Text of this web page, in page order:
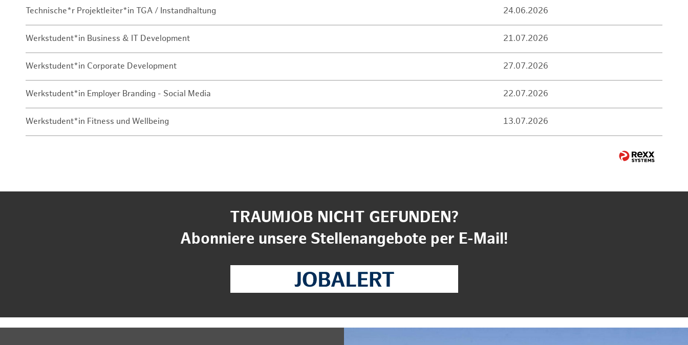
Technische*r Projektleiter*in TGA / Instandhaltung 24.06.2026
Werkstudent*in Business & IT Development 21.07.2026
Werkstudent*in Corporate Development 27.07.2026
Werkstudent*in Employer Branding - Social Media 22.07.2026
Werkstudent*in Fitness und Wellbeing 13.07.2026
TRAUMJOB NICHT GEFUNDEN?
Abonniere unsere Stellenangebote per E-Mail!